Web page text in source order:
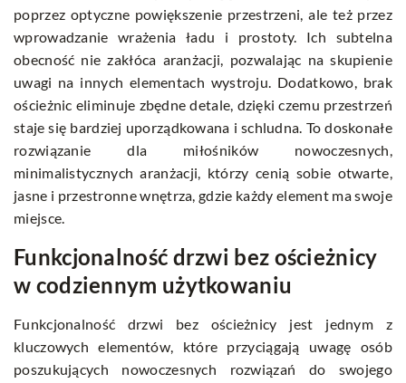
poprzez optyczne powiększenie przestrzeni, ale też przez
wprowadzanie wrażenia ładu i prostoty. Ich subtelna
obecność nie zakłóca aranżacji, pozwalając na skupienie
uwagi na innych elementach wystroju. Dodatkowo, brak
ościeżnic eliminuje zbędne detale, dzięki czemu przestrzeń
staje się bardziej uporządkowana i schludna. To doskonałe
rozwiązanie dla miłośników nowoczesnych,
minimalistycznych aranżacji, którzy cenią sobie otwarte,
jasne i przestronne wnętrza, gdzie każdy element ma swoje
miejsce.
Funkcjonalność drzwi bez ościeżnicy
w codziennym użytkowaniu
Funkcjonalność drzwi bez ościeżnicy jest jednym z
kluczowych elementów, które przyciągają uwagę osób
poszukujących nowoczesnych rozwiązań do swojego